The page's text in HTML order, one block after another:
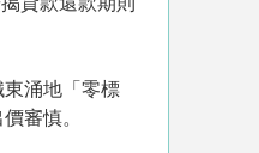
涌地「零標
審慎。